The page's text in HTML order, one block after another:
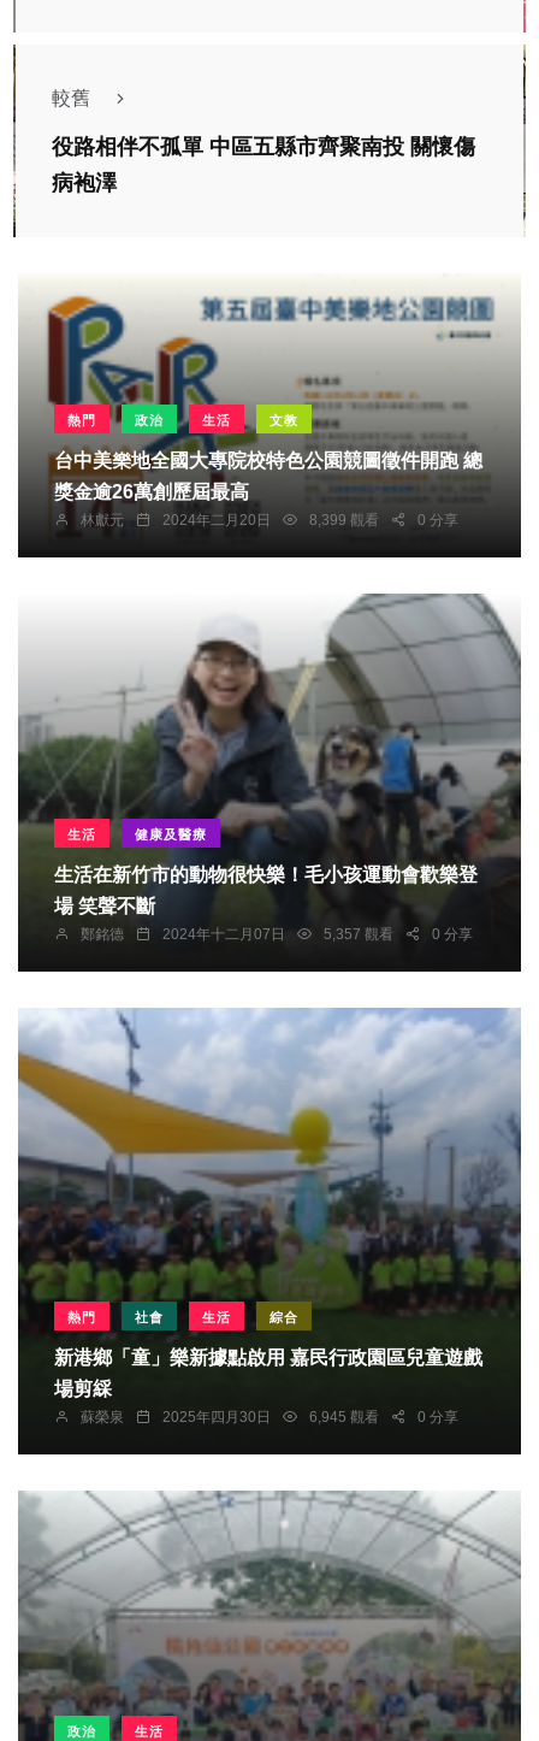
較舊
役路相伴不孤單 中區五縣市齊聚南投 關懷傷
病袍澤
熱門 政治 生活 文教
台中美樂地全國大專院校特色公園競圖徵件開跑 總
獎金逾26萬創歷屆最高
林獻元 2024年二月20日 8,399 觀看 0 分享
生活 健康及醫療
生活在新竹市的動物很快樂！毛小孩運動會歡樂登
場 笑聲不斷
鄭銘德 2024年十二月07日 5,357 觀看 0 分享
熱門 社會 生活 綜合
新港鄉「童」樂新據點啟用 嘉民行政園區兒童遊戲
場剪綵
蘇榮泉 2025年四月30日 6,945 觀看 0 分享
政治 生活